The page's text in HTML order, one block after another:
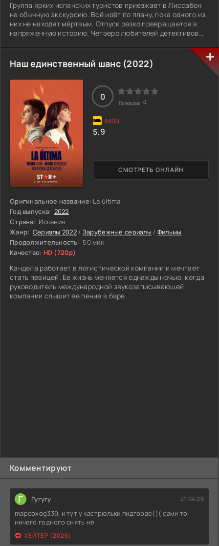
Комментируют
Г Гугугу 21.04.26
mapcoxog339, и тут у кастрюльки пидгорае((( сами то
ничего годного снять не
ХЕЙТЕР (2026)
Группа ярких испанских туристов приезжает в Лиссабон
на обычную экскурсию. Всё идёт по плану, пока одного из
них не находят мёртвым. Отпуск резко превращается в
напряжённую историю. Четверо любителей детективов
произошло.
Им приходится копаться в прошлом своих попутчиков,
замечать детали и задавать неудобные вопросы. Времени
мало, поездка подходит к концу, и убийца может просто
исчезнуть. Теперь это уже не отдых, а гонка за правдой,
где на кону гораздо больше, чем просто испорченный
отпуск.
Наш единственный шанс (2022)
Оригинальное название: La última
Год выпуска: 2022
Страна: Испания
Жанр: Сериалы 2022 / Зарубежные сериалы / Фильмы
Продолжительность: 50 мин
Качество: HD (720p)
Кандела работает в логистической компании и мечтает
стать певицей. Ее жизнь меняется однажды ночью, когда
руководитель международной звукозаписывающей
компании слышит ее пение в баре.
СМОТРЕТЬ ОНЛАЙН
0
Голосов: 0
5.9